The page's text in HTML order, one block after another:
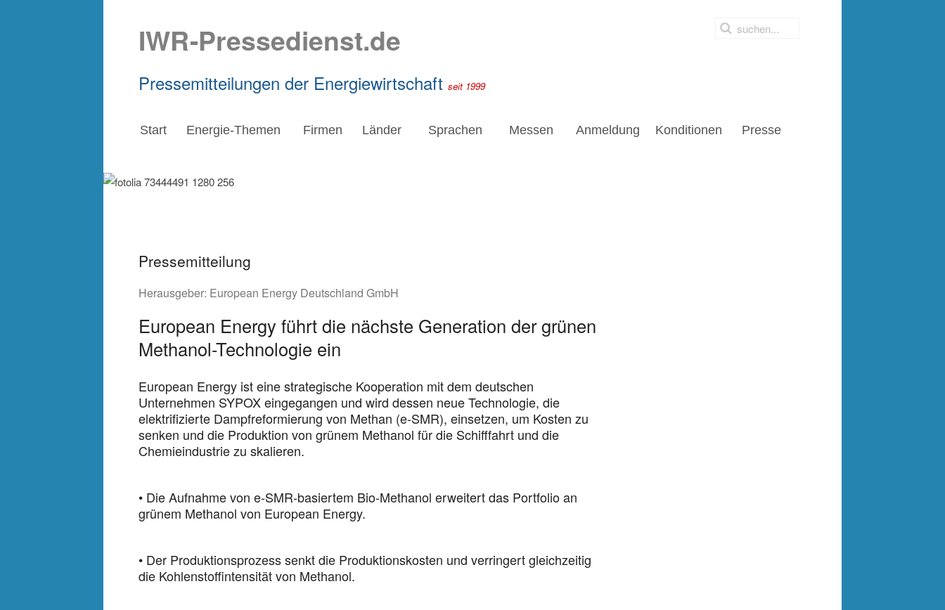
IWR-Pressedienst.de
Pressemitteilungen der Energiewirtschaft seit 1999
Start Energie-Themen Firmen Länder Sprachen Messen Anmeldung Konditionen Presse
Pressemitteilung
Herausgeber: European Energy Deutschland GmbH
European Energy führt die nächste Generation der grünen
Methanol-Technologie ein
European Energy ist eine strategische Kooperation mit dem deutschen
Unternehmen SYPOX eingegangen und wird dessen neue Technologie, die
elektrifizierte Dampfreformierung von Methan (e-SMR), einsetzen, um Kosten zu
senken und die Produktion von grünem Methanol für die Schifffahrt und die
Chemieindustrie zu skalieren.
• Die Aufnahme von e-SMR-basiertem Bio-Methanol erweitert das Portfolio an
grünem Methanol von European Energy.
• Der Produktionsprozess senkt die Produktionskosten und verringert gleichzeitig
die Kohlenstoffintensität von Methanol.